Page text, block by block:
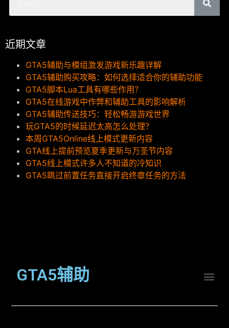
近期文章
GTA5辅助与模组激发游戏新乐趣详解
GTA5辅助购买攻略：如何选择适合你的辅助功能
GTA5脚本Lua工具有哪些作用？
GTA5在线游戏中作弊和辅助工具的影响解析
GTA5辅助传送技巧：轻松畅游游戏世界
玩GTA5的时候延迟太高怎么处理？
本周GTA5Online线上模式更新内容
GTA线上提前预览夏季更新与万圣节内容
GTA5线上模式许多人不知道的冷知识
GTA5跳过前置任务直接开启终章任务的方法
GTA5辅助